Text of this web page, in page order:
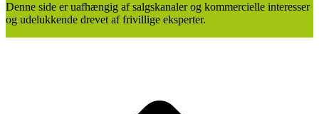
Denne side er uafhængig af salgskanaler og kommercielle interesser
og udelukkende drevet af frivillige eksperter.